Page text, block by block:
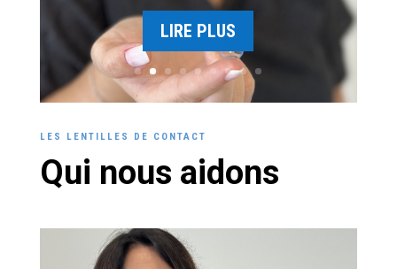
LIRE PLUS
LES LENTILLES DE CONTACT
Qui nous aidons